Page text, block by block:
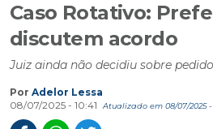
Caso Rotativo:
discutem acordo
Juiz ainda não decidiu sobre
Por Adelor Lessa
08/07/2025 - 10:41
Atualizado em 08/07/2025 -